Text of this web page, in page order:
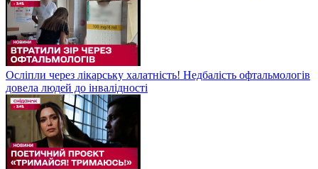
Осліпли через лікарську халатність! Недбалість офтальмологів
довела людей до інвалідності